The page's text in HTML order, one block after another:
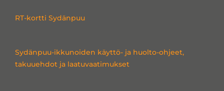
RT-kortti Sydänpuu
Sydänpuu-ikkunoiden käyttö- ja huolto-ohjeet,
takuuehdot ja laatuvaatimukset